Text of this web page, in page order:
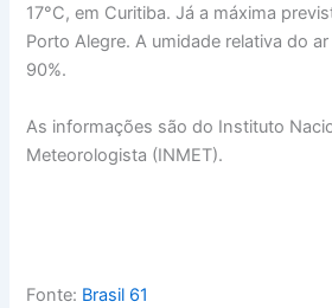
17°C, em Curitiba. Já a máxima
Porto Alegre. A umidade relativa do
90%.
As informações são do Instituto
Meteorologista (INMET).
Fonte: Brasil 61